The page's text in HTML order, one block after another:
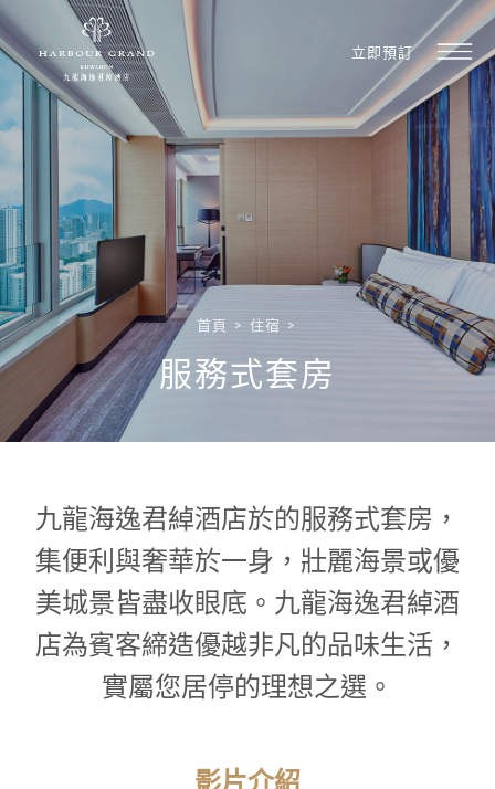
立即預訂
1
首頁 > 住宿 >
服務式套房
九龍海逸君綽酒店於的服務式套房，
集便利與奢華於一身，壯麗海景或優
美城景皆盡收眼底。九龍海逸君綽酒
店為賓客締造優越非凡的品味生活，
實屬您居停的理想之選。
影片介紹